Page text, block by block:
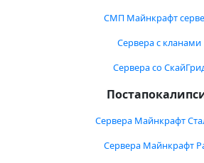
СМП Майнкрафт
Сервера с кланами
Сервера со
Сервера Майнкрафт
Сервера Майнкрафт